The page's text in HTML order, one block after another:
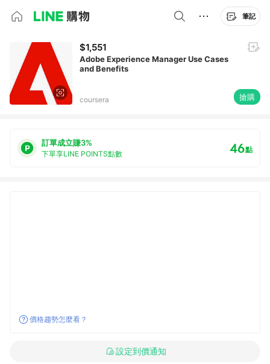
筆記
$1,551
Adobe Experience Manager Use Cases
and Benefits
coursera 搶購
訂單成立賺3%
下單享LINE POINTS點數 46點
價格趨勢怎麼看？
設定到價通知